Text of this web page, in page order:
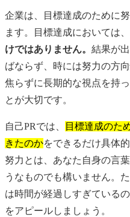
企業は、目標達成のために
ます。目標達成においては
けではありません。 結果が
ばならず、時には努力の方
焦らずに長期的な視点を持
とが大切です。
自己PRでは、
目標達成のた
きたのかをできるだけ具体
努力とは、あなた自身の言
うなものでも構いません。
は時間が経過しすぎているの
をアピールしましょう。